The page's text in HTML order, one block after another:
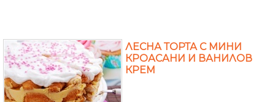
ЛЕСНА ТОРТА С МИНИ
КРОАСАНИ И ВАНИЛОВ
КРЕМ